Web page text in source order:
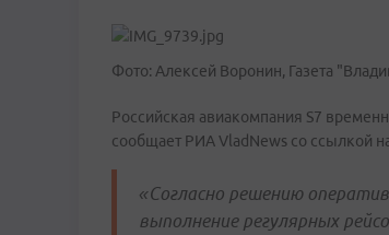
Фото: Алексей Воронин, Газета
Российская авиакомпания S7
сообщает РИА VladNews со ссылкой
«Согласно решению
выполнение регулярных